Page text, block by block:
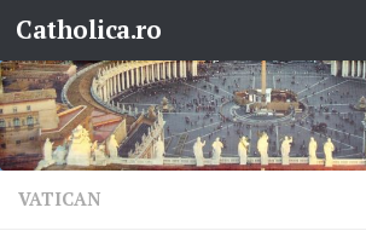
Skip to content
Catholica.ro
VATICAN